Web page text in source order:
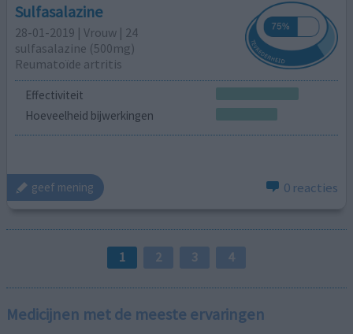
Sulfasalazine
28-01-2019 | Vrouw | 24
sulfasalazine (500mg)
Reumatoïde artritis
Effectiviteit
Hoeveelheid bijwerkingen
geef mening 0 reacties
1 2 3 4
Medicijnen met de meeste ervaringen